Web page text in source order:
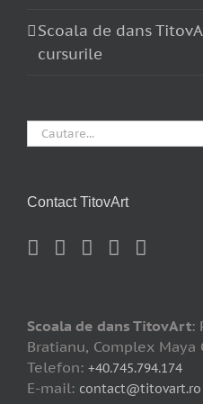
Scoala de dans
cursurile
Cautare...
Contact TitovArt
Scoala de dans TitovArt:
Bratianu, Complex Maya
Telefon: +40.745.794.174
E-mail: contact@titovart.ro